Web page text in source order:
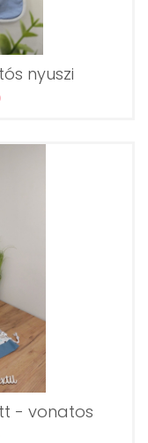
nyuszi
- vonatos